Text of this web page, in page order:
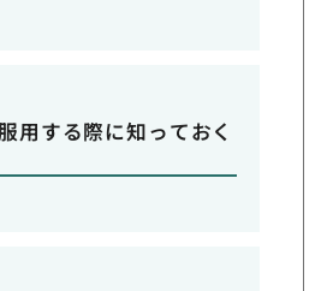
用する際に知っておく